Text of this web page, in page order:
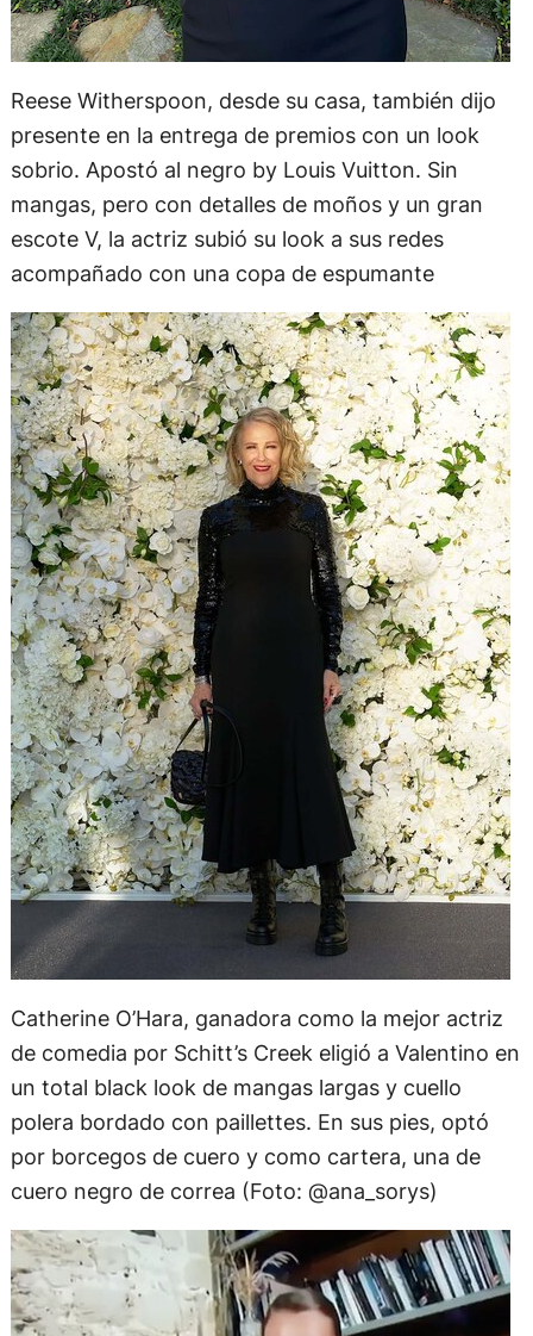
Reese Witherspoon, desde su casa, también dijo
presente en la entrega de premios con un look
sobrio. Apostó al negro by Louis Vuitton. Sin
mangas, pero con detalles de moños y un gran
escote V, la actriz subió su look a sus redes
acompañado con una copa de espumante
Catherine O’Hara, ganadora como la mejor actriz
de comedia por Schitt’s Creek eligió a Valentino en
un total black look de mangas largas y cuello
polera bordado con paillettes. En sus pies, optó
por borcegos de cuero y como cartera, una de
cuero negro de correa (Foto: @ana_sorys)